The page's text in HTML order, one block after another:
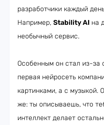
разработчики каждый
Например, Stability AI на
необычный сервис.
Особенным он стал из-за
первая нейросеть
картинками, а с музыкой.
же: ты описываешь, что
интеллект делает